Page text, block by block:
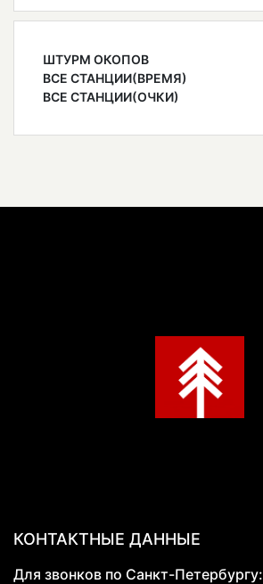
ШТУРМ ОКОПОВ
ВСЕ СТАНЦИИ(ВРЕМЯ)
ВСЕ СТАНЦИИ(ОЧКИ)
КОНТАКТНЫЕ ДАННЫЕ
Для звонков по Санкт-Петербургу: